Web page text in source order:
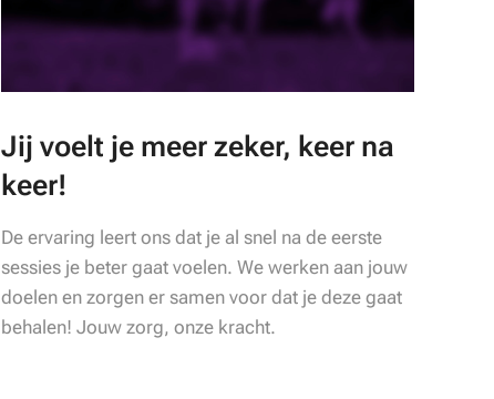
Jij voelt je meer zeker, keer na
keer!
De ervaring leert ons dat je al snel na de eerste
sessies je beter gaat voelen. We werken aan jouw
doelen en zorgen er samen voor dat je deze gaat
behalen! Jouw zorg, onze kracht.